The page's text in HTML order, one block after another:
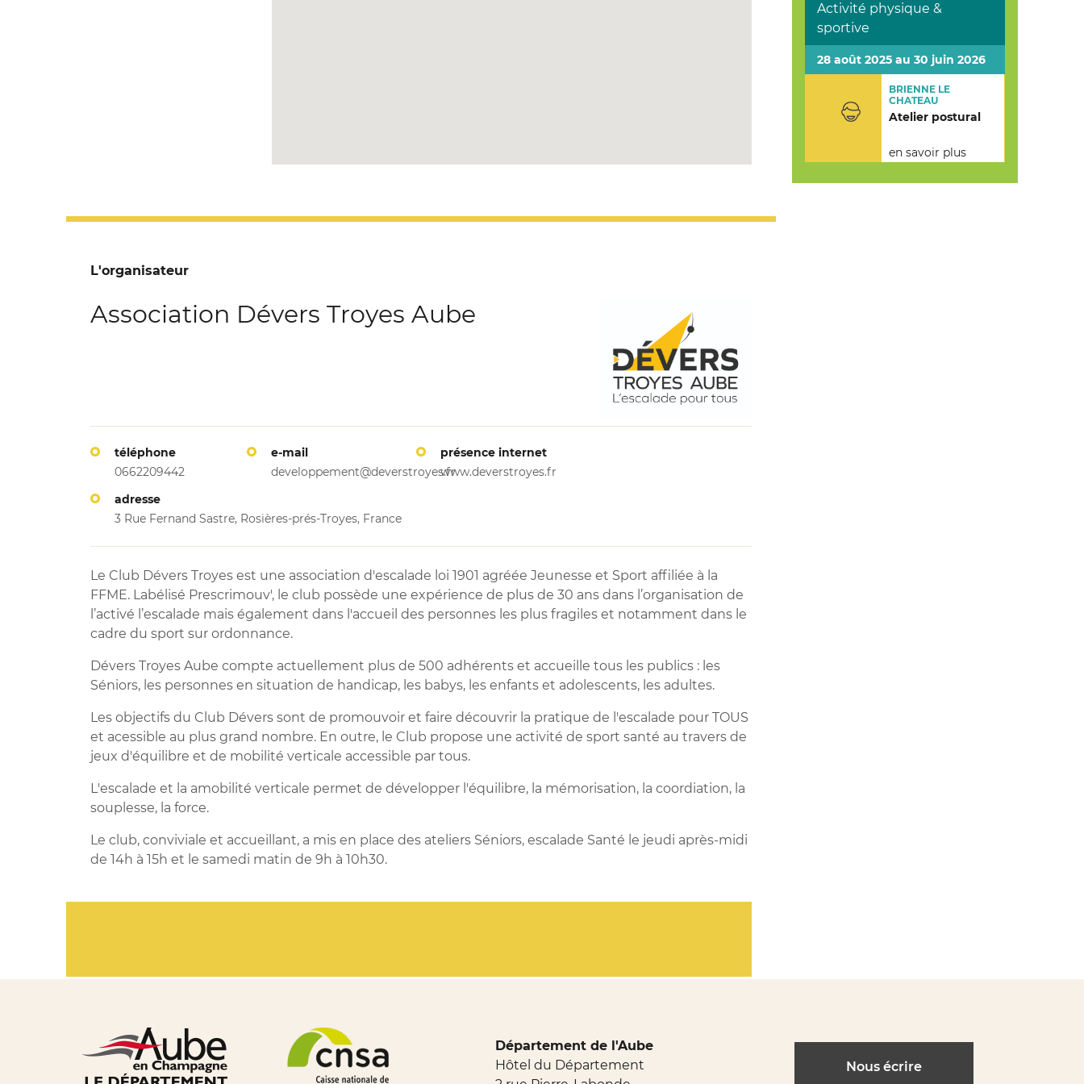
L'organisateur
Association Dévers Troyes Aube
téléphone
0662209442
e-mail
developpement@deverstroyes.fr
présence internet
www.deverstroyes.fr
adresse
3 Rue Fernand Sastre, Rosières-prés-Troyes, France
Le Club Dévers Troyes est une association d'escalade loi 1901 agréée Jeunesse et Sport affiliée à la
FFME. Labélisé Prescrimouv', le club possède une expérience de plus de 30 ans dans l’organisation de
l’activé l’escalade mais également dans l'accueil des personnes les plus fragiles et notamment dans le
cadre du sport sur ordonnance.
Dévers Troyes Aube compte actuellement plus de 500 adhérents et accueille tous les publics : les
Séniors, les personnes en situation de handicap, les babys, les enfants et adolescents, les adultes.
Les objectifs du Club Dévers sont de promouvoir et faire découvrir la pratique de l'escalade pour TOUS
et acessible au plus grand nombre. En outre, le Club propose une activité de sport santé au travers de
jeux d'équilibre et de mobilité verticale accessible par tous.
L'escalade et la amobilité verticale permet de développer l'équilibre, la mémorisation, la coordiation, la
souplesse, la force.
Le club, conviviale et accueillant, a mis en place des ateliers Séniors, escalade Santé le jeudi après-midi
de 14h à 15h et le samedi matin de 9h à 10h30.
Activité physique &
sportive
28 août 2025 au 30 juin 2026
BRIENNE LE
CHATEAU
Atelier postural
en savoir plus
Département de l'Aube
Hôtel du Département
Nous écrire